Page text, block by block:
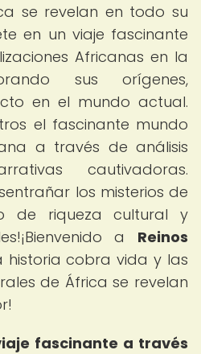
se revelan en todo su
en un viaje fascinante
Africanas en la
sus orígenes,
en el mundo actual.
el fascinante mundo
a través de análisis
cautivadoras.
los misterios de
de riqueza cultural y
a Reinos
historia cobra vida y las
de África se revelan
fascinante a través